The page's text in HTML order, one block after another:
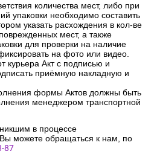
количества мест, либо при
упаковки необходимо составить
указать расхождения в кол-ве
мест, а также
для проверки на наличие
на фото или видео.
курьера Акт с подписью и
приёмную накладную и
формы Актов должны быть
менеджером транспортной
в процессе
Вы можете обращаться к нам, по
87